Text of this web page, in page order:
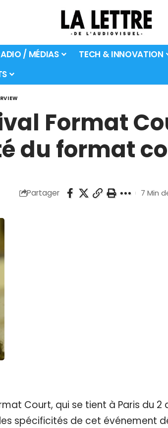
/ MÉDIAS TECH & INNOVATION
Format
du format
Partager 7 Min
Court, qui se tient à Paris du 2
spécificités de cet événement